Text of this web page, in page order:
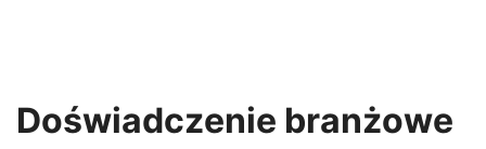
Doświadczenie branżowe